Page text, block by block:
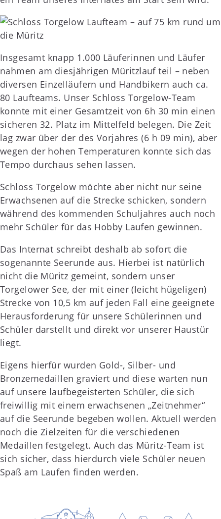
Insgesamt knapp 1.000 Läuferinnen und Läufer
nahmen am diesjährigen Müritzlauf teil – neben
diversen Einzelläufern und Handbikern auch ca.
80 Laufteams. Unser Schloss Torgelow-Team
konnte mit einer Gesamtzeit von 6h 30 min einen
sicheren 32. Platz im Mittelfeld belegen. Die Zeit
lag zwar über der des Vorjahres (6 h 09 min), aber
wegen der hohen Temperaturen konnte sich das
Tempo durchaus sehen lassen.
Schloss Torgelow möchte aber nicht nur seine
Erwachsenen auf die Strecke schicken, sondern
während des kommenden Schuljahres auch noch
mehr Schüler für das Hobby Laufen gewinnen.
Das Internat schreibt deshalb ab sofort die
sogenannte Seerunde aus. Hierbei ist natürlich
nicht die Müritz gemeint, sondern unser
Torgelower See, der mit einer (leicht hügeligen)
Strecke von 10,5 km auf jeden Fall eine geeignete
Herausforderung für unsere Schülerinnen und
Schüler darstellt und direkt vor unserer Haustür
liegt.
Eigens hierfür wurden Gold-, Silber- und
Bronzemedaillen graviert und diese warten nun
auf unsere laufbegeisterten Schüler, die sich
freiwillig mit einem erwachsenen „Zeitnehmer“
auf die Seerunde begeben wollen. Aktuell werden
noch die Zielzeiten für die verschiedenen
Medaillen festgelegt. Auch das Müritz-Team ist
sich sicher, dass hierdurch viele Schüler neuen
Spaß am Laufen finden werden.